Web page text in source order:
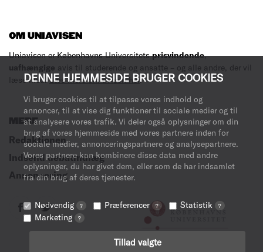
DENNE HJEMMESIDE BRUGER COOKIES
Vi bruger cookies til at tilpasse vores indhold og
annoncer, til at vise dig funktioner til sociale medier og til
at analysere vores trafik. Vi deler også oplysninger om din
brug af vores hjemmeside med vores partnere inden for
sociale medier, annonceringspartnere og analysepartnere.
Vores partnere kan kombinere disse data med andre
oplysninger, du har givet dem, eller som de har indsamlet
fra din brug af deres tjenester.
Nødvendig ? Præferencer ? Statistik ?
Marketing ?
Tillad valgte
OM UNIAVISEN
Uniavisen er Københavns Universitetsprisvindende,
uafhængige avis til studerende og ansatte – og alle andre, der vil
læse med.Læs mere om avisen her.
MERE
Redaktionen
Indsend debatindlæg
Annoncering